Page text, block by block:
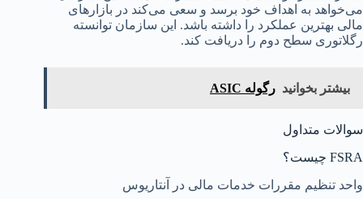
می‌خواهد به اهداف خود برسد و سعی می‌کند در بازارهای
مالی بهترین عملکرد را داشته باشد. این سازمان توانسته
رگلاتوری سطح دوم را دریافت کند.
بیشتر بخوانید رگوله ASIC
سوالات متداول
FSRA چیست؟
واحد تنظیم مقررات خدمات مالی در آنتاریوس